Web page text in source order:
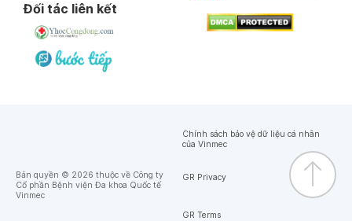
Đối tác liên kết
Bản quyền © 2026 thuộc về Công ty
Cổ phần Bệnh viện Đa khoa Quốc tế
Vinmec
Chính sách bảo vệ dữ liệu cá nhân
của Vinmec
GR Privacy
GR Terms